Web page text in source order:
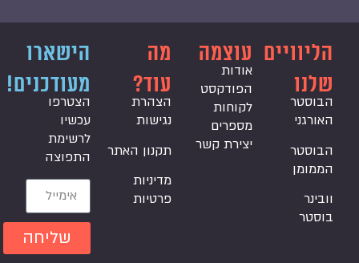
הליוויים
שלנו
הבוסטר
האורגני
הבוסטר
הממומן
וובינר
בוסטר
עוצמה
אודות
הפודקסט
לקוחות
מספרים
יצירת קשר
מה
עוד?
הצהרת
נגישות
תקנון האתר
מדיניות
פרטיות
הישארו
מעודכנים!
הצטרפו
עכשיו
לרשימת
התפוצה
שליחה